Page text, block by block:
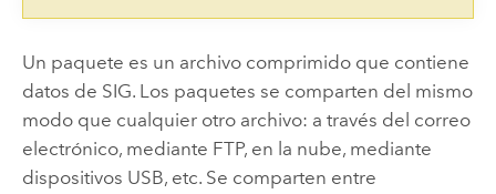
Un paquete es un archivo comprimido que contiene
datos de SIG. Los paquetes se comparten del mismo
modo que cualquier otro archivo: a través del correo
electrónico, mediante FTP, en la nube, mediante
dispositivos USB, etc. Se comparten entre